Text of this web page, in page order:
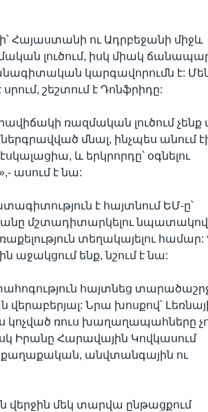
ու Ադրբեջանի միջև
լուծում, իսկ միակ
կարգավորումն է:
շեշտում է Դոնֆրիդը:
ռազմական լուծում չենք
մնալ, ինչպես անում
և երկրորդը՝ օգնելու
ասում է նա:
է հայտնում ԵՄ-ը՝
մշտադիտարկելու նպատակով
տեղակայելու համար:
աջակցում ենք, նշում է նա:
հայտնեց
Նրա խոսքով՝
ռուս խաղաղապահները
Իրանը Հարավային Կովկասում
քաղաքական, անվտանգային ու
վերջին մեկ տարվա ընթացքում